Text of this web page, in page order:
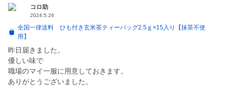
コロ助
2024.5.26
全国一律送料 ひも付き玄米茶ティーバッグ2.5ｇ×15入り【抹茶不使
用】
昨日届きました。
優しい味で
職場のマイ一服に用意しておきます。
ありがとうございました。